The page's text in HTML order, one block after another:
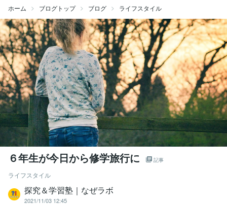
ホーム ブログトップ ブログ ライフスタイル
６年生が今日から修学旅行に 記事
ライフスタイル
探究＆学習塾｜なぜラボ
2021/11/03 12:45